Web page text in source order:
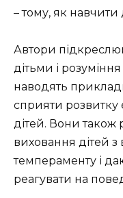
– тому, як
Автори
дітьми і розуміння
наводять
сприяти розвитку
дітей. Вони також
виховання дітей
темпераменту і
реагувати на